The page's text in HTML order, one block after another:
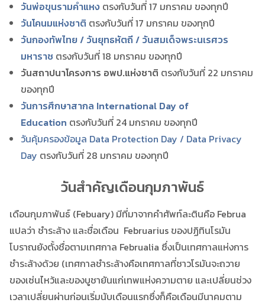
วันพ่อขุนรามคำแหง ตรงกับวันที่ 17 มกราคม ของทุกปี
วันโคนมแห่งชาติ ตรงกับวันที่ 17 มกราคม ของทุกปี
วันกองทัพไทย / วันยุทธหัตถี / วันสมเด็จพระนเรศวร
มหาราช ตรงกับวันที่ 18 มกราคม ของทุกปี
วันสถาปนาโครงการ อพป.แห่งชาติ ตรงกับวันที่ 22 มกราคม
ของทุกปี
วันการศึกษาสากล International Day of
Education ตรงกับวันที่ 24 มกราคม ของทุกปี
วันคุ้มครองข้อมูล Data Protection Day / Data Privacy
Day ตรงกับวันที่ 28 มกราคม ของทุกปี
วันสำคัญเดือนกุมภาพันธ์
เดือนกุมภาพันธ์ (Febuary) มีที่มาจากคำศัพท์ละตินคือ Februa
แปลว่า ชำระล้าง และชื่อเดือน Februarius ของปฏิทินโรมัน
โบราณยังตั้งชื่อตามเทศกาล Februalia ซึ่งเป็นเทศกาลแห่งการ
ชำระล้างด้วย (เทศกาลชำระล้างคือเทศกาลที่ชาวโรมันจะถวาย
ของเซ่นไหว้และของบูชายันแก่เทพแห่งความตาย และเปลี่ยนช่วง
เวลาเปลี่ยนผ่านก่อนเริ่มนับเดือนแรกซึ่งก็คือเดือนมีนาคมตาม